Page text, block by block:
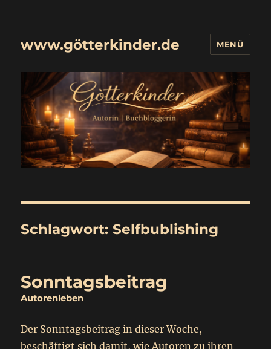
www.götterkinder.de MENÜ
Schlagwort:Selfbublishing
Sonntagsbeitrag
Autorenleben
Der Sonntagsbeitrag in dieser Woche,
beschäftigt sich damit, wie Autoren zu ihren